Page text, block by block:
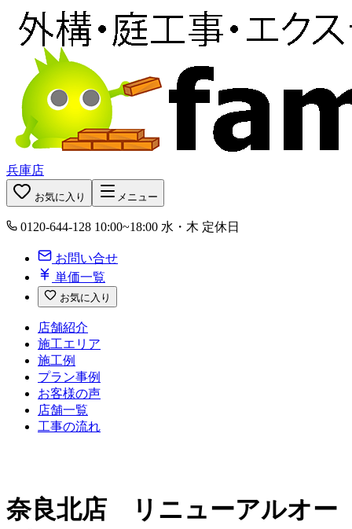
兵庫店
お気に入り メニュー
0120-644-128 10:00~18:00 水・木 定休日
お問い合せ
単価一覧
お気に入り
店舗紹介
施工エリア
施工例
プラン事例
お客様の声
店舗一覧
工事の流れ
奈良北店 リニューアルオー